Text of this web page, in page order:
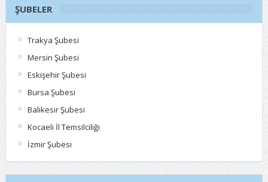
ŞUBELER
Trakya Şubesi
Mersin Şubesi
Eskişehir Şubesi
Bursa Şubesi
Balıkesir Şubesi
Kocaeli İl Temsilciliği
İzmir Şubesi